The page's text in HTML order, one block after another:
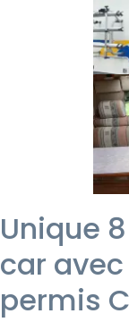
Unique
car avec
permis C